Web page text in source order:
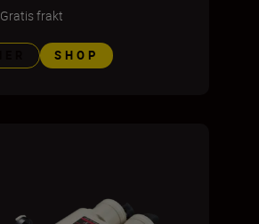
Gratis frakt
SHOP